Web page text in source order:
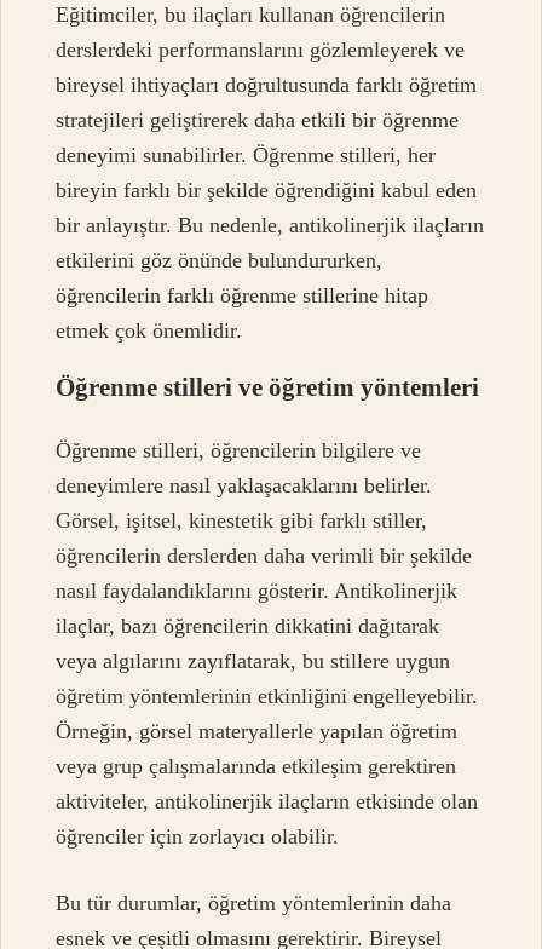
Eğitimciler, bu ilaçları kullanan öğrencilerin
derslerdeki performanslarını gözlemleyerek ve
bireysel ihtiyaçları doğrultusunda farklı öğretim
stratejileri geliştirerek daha etkili bir öğrenme
deneyimi sunabilirler. Öğrenme stilleri, her
bireyin farklı bir şekilde öğrendiğini kabul eden
bir anlayıştır. Bu nedenle, antikolinerjik ilaçların
etkilerini göz önünde bulundururken,
öğrencilerin farklı öğrenme stillerine hitap
etmek çok önemlidir.
Öğrenme stilleri ve öğretim yöntemleri
Öğrenme stilleri, öğrencilerin bilgilere ve
deneyimlere nasıl yaklaşacaklarını belirler.
Görsel, işitsel, kinestetik gibi farklı stiller,
öğrencilerin derslerden daha verimli bir şekilde
nasıl faydalandıklarını gösterir. Antikolinerjik
ilaçlar, bazı öğrencilerin dikkatini dağıtarak
veya algılarını zayıflatarak, bu stillere uygun
öğretim yöntemlerinin etkinliğini engelleyebilir.
Örneğin, görsel materyallerle yapılan öğretim
veya grup çalışmalarında etkileşim gerektiren
aktiviteler, antikolinerjik ilaçların etkisinde olan
öğrenciler için zorlayıcı olabilir.
Bu tür durumlar, öğretim yöntemlerinin daha
esnek ve çeşitli olmasını gerektirir. Bireysel